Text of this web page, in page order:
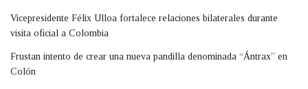
Vicepresidente Félix Ulloa fortalece relaciones bilaterales durante
visita oficial a Colombia
Frustan intento de crear una nueva pandilla denominada “Ántrax” en
Colón